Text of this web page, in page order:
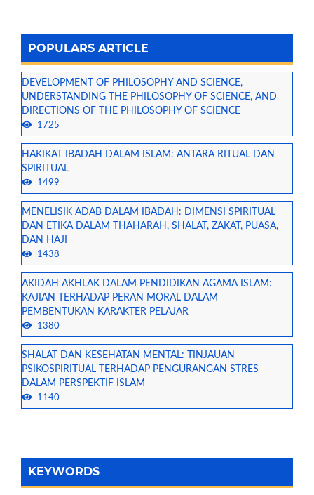
POPULARS ARTICLE
DEVELOPMENT OF PHILOSOPHY AND SCIENCE,
UNDERSTANDING THE PHILOSOPHY OF SCIENCE, AND
DIRECTIONS OF THE PHILOSOPHY OF SCIENCE
1725
HAKIKAT IBADAH DALAM ISLAM: ANTARA RITUAL DAN
SPIRITUAL
1499
MENELISIK ADAB DALAM IBADAH: DIMENSI SPIRITUAL
DAN ETIKA DALAM THAHARAH, SHALAT, ZAKAT, PUASA,
DAN HAJI
1438
AKIDAH AKHLAK DALAM PENDIDIKAN AGAMA ISLAM:
KAJIAN TERHADAP PERAN MORAL DALAM
PEMBENTUKAN KARAKTER PELAJAR
1380
SHALAT DAN KESEHATAN MENTAL: TINJAUAN
PSIKOSPIRITUAL TERHADAP PENGURANGAN STRES
DALAM PERSPEKTIF ISLAM
1140
KEYWORDS